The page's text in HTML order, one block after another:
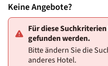
Keine Angebote?
Für diese
gefunden werden.
Bitte ändern Sie die
anderes Hotel.